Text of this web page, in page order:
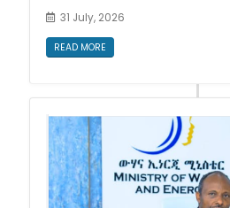
31 July, 2026
READ MORE